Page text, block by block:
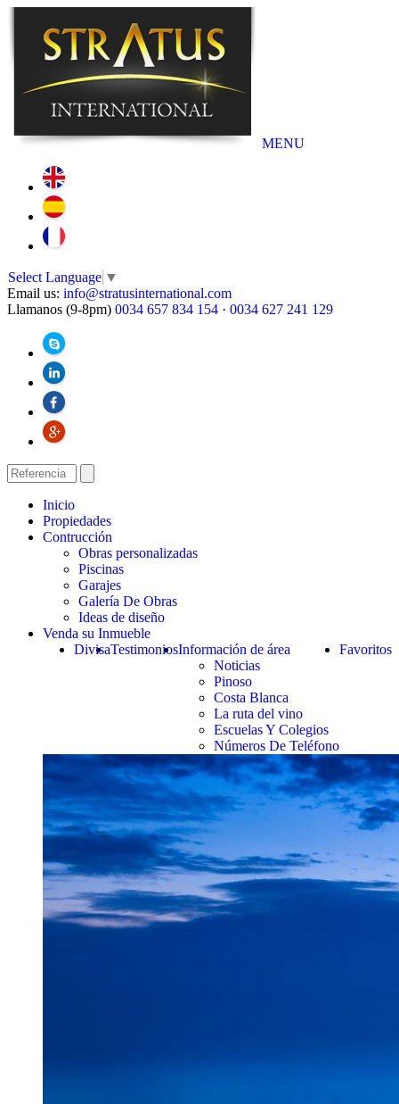
MENU
Select Language ▼
Email us: info@stratusinternational.com
Llamanos (9-8pm) 0034 657 834 154 · 0034 627 241 129
Inicio
Propiedades
Contrucción
Obras personalizadas
Piscinas
Garajes
Galería De Obras
Ideas de diseño
Venda su Inmueble
Favoritos
Información de área
Noticias
Pinoso
Costa Blanca
La ruta del vino
Escuelas Y Colegios
Números De Teléfono
Testimonios
Divisa